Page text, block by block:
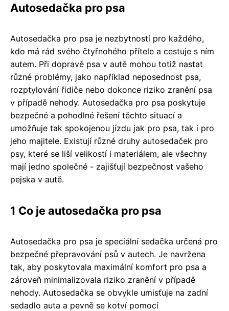
Autosedačka pro psa
Autosedačka pro psa je nezbytností pro každého,
kdo má rád svého čtyřnohého přítele a cestuje s ním
autem. Při dopravě psa v autě mohou totiž nastat
různé problémy, jako například neposednost psa,
rozptylování řidiče nebo dokonce riziko zranění psa
v případě nehody. Autosedačka pro psa poskytuje
bezpečné a pohodlné řešení těchto situací a
umožňuje tak spokojenou jízdu jak pro psa, tak i pro
jeho majitele. Existují různé druhy autosedaček pro
psy, které se liší velikostí i materiálem, ale všechny
mají jedno společné - zajišťují bezpečnost vašeho
pejska v autě.
1 Co je autosedačka pro psa
Autosedačka pro psa je speciální sedačka určená pro
bezpečné přepravování psů v autech. Je navržena
tak, aby poskytovala maximální komfort pro psa a
zároveň minimalizovala riziko zranění v případě
nehody. Autosedačka se obvykle umisťuje na zadní
sedadlo auta a pevně se kotví pomocí